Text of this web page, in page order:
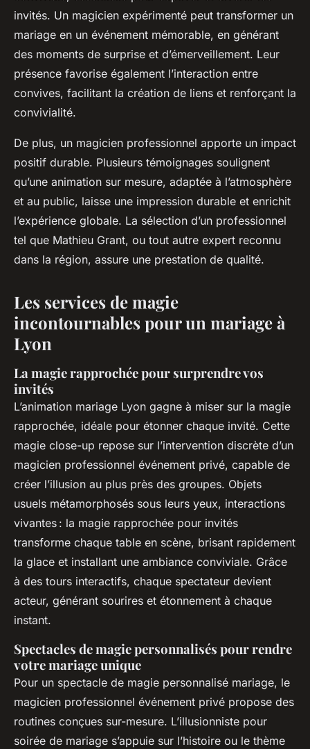
invités. Un magicien expérimenté peut transformer un
mariage en un événement mémorable, en générant
des moments de surprise et d’émerveillement. Leur
présence favorise également l’interaction entre
convives, facilitant la création de liens et renforçant la
convivialité.
De plus, un magicien professionnel apporte un impact
positif durable. Plusieurs témoignages soulignent
qu’une animation sur mesure, adaptée à l’atmosphère
et au public, laisse une impression durable et enrichit
l’expérience globale. La sélection d’un professionnel
tel que Mathieu Grant, ou tout autre expert reconnu
dans la région, assure une prestation de qualité.
Les services de magie
incontournables pour un mariage à
Lyon
La magie rapprochée pour surprendre vos
invités
L’animation mariage Lyon gagne à miser sur la magie
rapprochée, idéale pour étonner chaque invité. Cette
magie close-up repose sur l’intervention discrète d’un
magicien professionnel événement privé, capable de
créer l’illusion au plus près des groupes. Objets
usuels métamorphosés sous leurs yeux, interactions
vivantes : la magie rapprochée pour invités
transforme chaque table en scène, brisant rapidement
la glace et installant une ambiance conviviale. Grâce
à des tours interactifs, chaque spectateur devient
acteur, générant sourires et étonnement à chaque
instant.
Spectacles de magie personnalisés pour rendre
votre mariage unique
Pour un spectacle de magie personnalisé mariage, le
magicien professionnel événement privé propose des
routines conçues sur-mesure. L’illusionniste pour
soirée de mariage s’appuie sur l’histoire ou le thème